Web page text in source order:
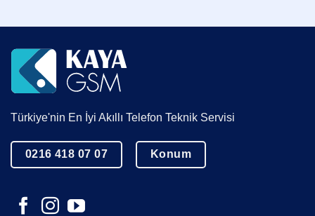
Türkiye'nin En İyi Akıllı Telefon Teknik Servisi
0216 418 07 07 Konum